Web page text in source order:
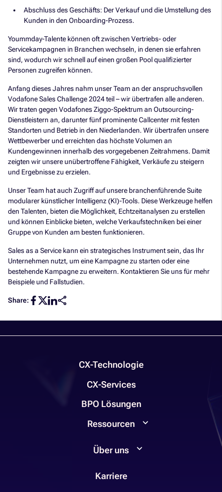
Abschluss des Geschäfts: Der Verkauf und die Umstellung des
Kunden in den Onboarding-Prozess.
Yoummday-Talente können oft zwischen Vertriebs- oder
Servicekampagnen in Branchen wechseln, in denen sie erfahren
sind, wodurch wir schnell auf einen großen Pool qualifizierter
Personen zugreifen können.
Anfang dieses Jahres nahm unser Team an der anspruchsvollen
Vodafone Sales Challenge 2024 teil – wir übertrafen alle anderen.
Wir traten gegen Vodafones Ziggo-Spektrum an Outsourcing-
Dienstleistern an, darunter fünf prominente Callcenter mit festen
Standorten und Betrieb in den Niederlanden. Wir übertrafen unsere
Wettbewerber und erreichten das höchste Volumen an
Kundengewinnen innerhalb des vorgegebenen Zeitrahmens. Damit
zeigten wir unsere unübertroffene Fähigkeit, Verkäufe zu steigern
und Ergebnisse zu erzielen.
Unser Team hat auch Zugriff auf unsere branchenführende Suite
modularer künstlicher Intelligenz (KI)-Tools. Diese Werkzeuge helfen
den Talenten, bieten die Möglichkeit, Echtzeitanalysen zu erstellen
und können Einblicke bieten, welche Verkaufstechniken bei einer
Gruppe von Kunden am besten funktionieren.
Sales as a Service kann ein strategisches Instrument sein, das Ihr
Unternehmen nutzt, um eine Kampagne zu starten oder eine
bestehende Kampagne zu erweitern. Kontaktieren Sie uns für mehr
Beispiele und Fallstudien.
Share:
CX-Technologie
CX-Services
BPO Lösungen
Ressourcen
Über uns
Karriere